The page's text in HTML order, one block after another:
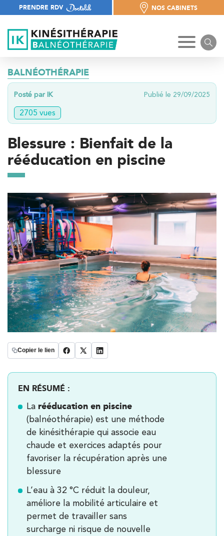
PRENDRE RDV
NOS CABINETS
NOS CABINETS
BALNÉOTHÉRAPIE
Posté par IK Publié le 29/09/2025
2705 vues
Blessure : Bienfait de la
rééducation en piscine
Copier le lien
EN RÉSUMÉ :
La rééducation en piscine
(balnéothérapie) est une méthode
de kinésithérapie qui associe eau
chaude et exercices adaptés pour
favoriser la récupération après une
blessure
L’eau à 32 °C réduit la douleur,
améliore la mobilité articulaire et
permet de travailler sans
surcharge ni risque de nouvelle